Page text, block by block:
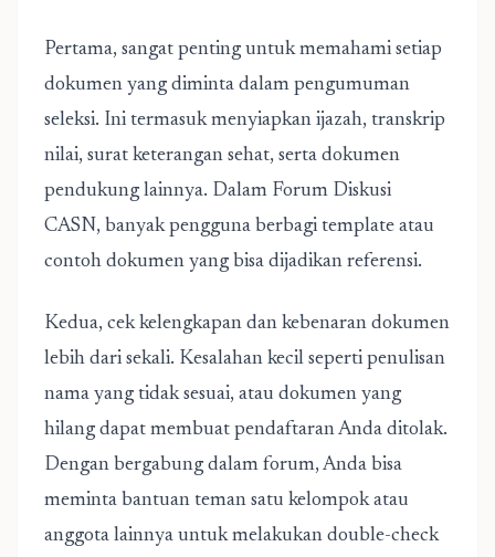
Pertama, sangat penting untuk memahami setiap
dokumen yang diminta dalam pengumuman
seleksi. Ini termasuk menyiapkan ijazah, transkrip
nilai, surat keterangan sehat, serta dokumen
pendukung lainnya. Dalam Forum Diskusi
CASN, banyak pengguna berbagi template atau
contoh dokumen yang bisa dijadikan referensi.
Kedua, cek kelengkapan dan kebenaran dokumen
lebih dari sekali. Kesalahan kecil seperti penulisan
nama yang tidak sesuai, atau dokumen yang
hilang dapat membuat pendaftaran Anda ditolak.
Dengan bergabung dalam forum, Anda bisa
meminta bantuan teman satu kelompok atau
anggota lainnya untuk melakukan double-check